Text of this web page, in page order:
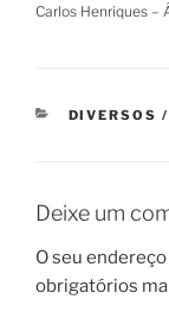
Carlos Henriques –
DIVERSOS
Deixe um
O seu
obrigatórios